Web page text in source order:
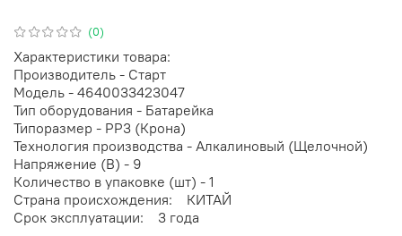
(0)
Характеристики товара:
Производитель - Старт
Модель - 4640033423047
Тип оборудования - Батарейка
Типоразмер - PP3 (Крона)
Технология производства - Алкалиновый (Щелочной)
Напряжение (В) - 9
Количество в упаковке (шт) - 1
Страна происхождения: КИТАЙ
Срок эксплуатации: 3 года